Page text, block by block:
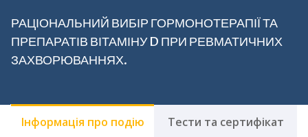
РАЦІОНАЛЬНИЙ ВИБІР ГОРМОНОТЕРАПІЇ ТА
ПРЕПАРАТІВ ВІТАМІНУ D ПРИ РЕВМАТИЧНИХ
ЗАХВОРЮВАННЯХ.
Інформація про подію Тести та сертифікат